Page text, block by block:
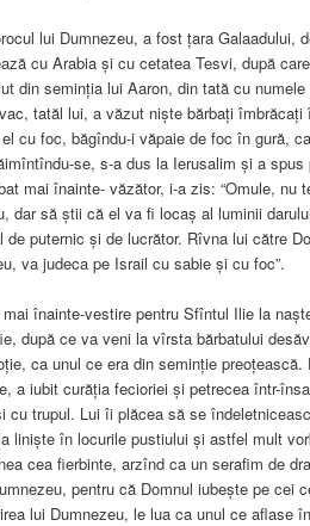
lui Dumnezeu, a fost țara Galaadului,
cu Arabia și cu cetatea Tesvi, după
din seminția lui Aaron, din tată cu
tatăl lui, a văzut niște bărbați îmbrăcați
cu foc, băgîndu-i văpaie de foc în gură,
se, s-a dus la Ierusalim și a spus
mai înainte- văzător, i-a zis: “Omule, nu
dar să știi că el va fi locaș al luminii
puternic și de lucrător. Rîvna lui către
va judeca pe Israil cu sabie și cu foc”.
înainte-vestire pentru Sfîntul Ilie la
după ce va veni la vîrsta bărbatului
ca unul ce era din seminție
a iubit curăția fecioriei și petrecea într-
cu trupul. Lui îi plăcea să se
liniște în locurile pustiului și astfel mult
cea fierbinte, arzînd ca un serafim de
pentru că Domnul iubește pe cei
lui Dumnezeu, le lua ca unul ce aflase